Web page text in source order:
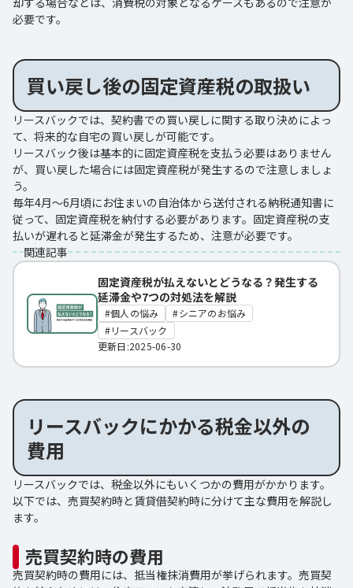
必要です。
買い戻し後の固定資産税の取扱い
リースバックでは、契約書での買い戻しに関する取り決めによっ
て、将来的な自宅の買い戻しが可能です。
リースバック後は基本的に固定資産税を支払う必要はありません
が、買い戻した場合には固定資産税が発生するので注意しましょ
う。
毎年4月～6月頃にお住まいの自治体から送付される納税通知書に
従って、固定資産税を納付する必要があります。固定資産税の支
払いが遅れると延滞金が発生するため、注意が必要です。
関連記事
固定資産税が払えないとどうなる？発生する
延滞金や7つの対処法を解説
個人の悩み
シニアのお悩み
リースバック
更新日:2025-06-30
リースバックにかかる税金以外の
費用
リースバックでは、税金以外にもいくつかの費用がかかります。
以下では、売買契約時と賃貸借契約時に分けて主な費用を解説し
ます。
売買契約時の費用
売買契約時の費用には、抵当権抹消費用が挙げられます。売買契